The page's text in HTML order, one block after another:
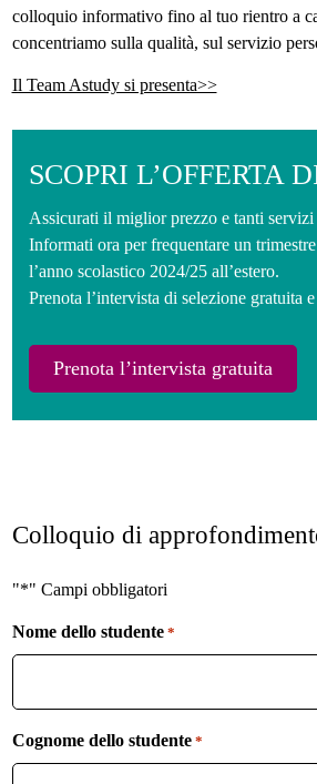
colloquio informativo fino al tuo rientro a
concentriamo sulla qualità, sul servizio
Il Team Astudy si presenta>>
SCOPRI L’OFFERTA
Assicurati il miglior prezzo e tanti
Informati ora per frequentare un
l’anno scolastico 2024/25 all’estero.
Prenota l’intervista di selezione gratuita
Prenota l’intervista gratuita
Colloquio di
"*" Campi obbligatori
Nome dello studente *
Cognome dello studente *